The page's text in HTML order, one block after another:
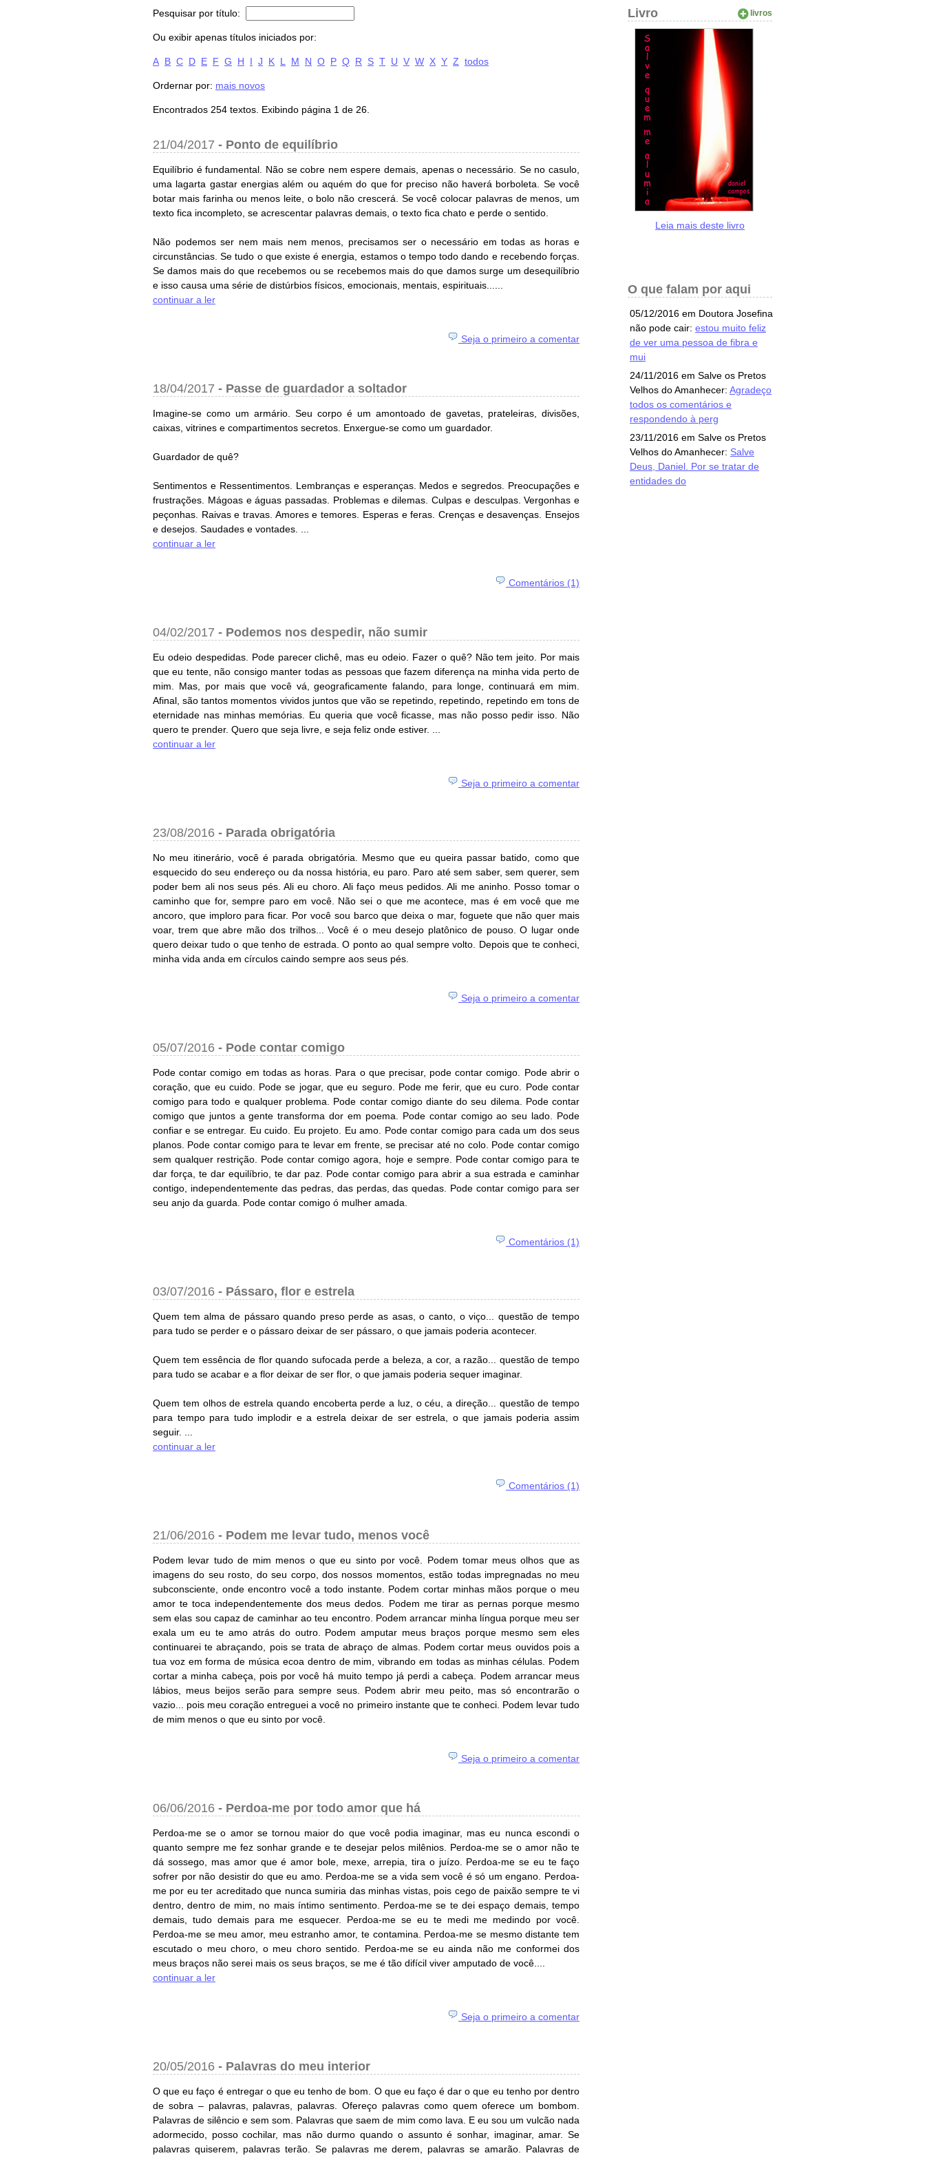
Pesquisar por título:
Ou exibir apenas títulos iniciados por:
A B C D E F G H I J K L M N O P Q R S T U V W X Y Z todos
Ordernar por: mais novos
Encontrados 254 textos. Exibindo página 1 de 26.
21/04/2017 - Ponto de equilíbrio
Equilíbrio é fundamental. Não se cobre nem espere demais, apenas o necessário. Se no casulo,
uma lagarta gastar energias além ou aquém do que for preciso não haverá borboleta. Se você
botar mais farinha ou menos leite, o bolo não crescerá. Se você colocar palavras de menos, um
texto fica incompleto, se acrescentar palavras demais, o texto fica chato e perde o sentido.
Não podemos ser nem mais nem menos, precisamos ser o necessário em todas as horas e
circunstâncias. Se tudo o que existe é energia, estamos o tempo todo dando e recebendo forças.
Se damos mais do que recebemos ou se recebemos mais do que damos surge um desequilíbrio
e isso causa uma série de distúrbios físicos, emocionais, mentais, espirituais......
continuar a ler
Seja o primeiro a comentar
18/04/2017 - Passe de guardador a soltador
Imagine-se como um armário. Seu corpo é um amontoado de gavetas, prateleiras, divisões,
caixas, vitrines e compartimentos secretos. Enxergue-se como um guardador.
Guardador de quê?
Sentimentos e Ressentimentos. Lembranças e esperanças. Medos e segredos. Preocupações e
frustrações. Mágoas e águas passadas. Problemas e dilemas. Culpas e desculpas. Vergonhas e
peçonhas. Raivas e travas. Amores e temores. Esperas e feras. Crenças e desavenças. Ensejos
e desejos. Saudades e vontades. ...
continuar a ler
Comentários (1)
04/02/2017 - Podemos nos despedir, não sumir
Eu odeio despedidas. Pode parecer clichê, mas eu odeio. Fazer o quê? Não tem jeito. Por mais
que eu tente, não consigo manter todas as pessoas que fazem diferença na minha vida perto de
mim. Mas, por mais que você vá, geograficamente falando, para longe, continuará em mim.
Afinal, são tantos momentos vividos juntos que vão se repetindo, repetindo, repetindo em tons de
eternidade nas minhas memórias. Eu queria que você ficasse, mas não posso pedir isso. Não
quero te prender. Quero que seja livre, e seja feliz onde estiver. ...
continuar a ler
Seja o primeiro a comentar
23/08/2016 - Parada obrigatória
No meu itinerário, você é parada obrigatória. Mesmo que eu queira passar batido, como que
esquecido do seu endereço ou da nossa história, eu paro. Paro até sem saber, sem querer, sem
poder bem ali nos seus pés. Ali eu choro. Ali faço meus pedidos. Ali me aninho. Posso tomar o
caminho que for, sempre paro em você. Não sei o que me acontece, mas é em você que me
ancoro, que imploro para ficar. Por você sou barco que deixa o mar, foguete que não quer mais
voar, trem que abre mão dos trilhos... Você é o meu desejo platônico de pouso. O lugar onde
quero deixar tudo o que tenho de estrada. O ponto ao qual sempre volto. Depois que te conheci,
minha vida anda em círculos caindo sempre aos seus pés.
Seja o primeiro a comentar
05/07/2016 - Pode contar comigo
Pode contar comigo em todas as horas. Para o que precisar, pode contar comigo. Pode abrir o
coração, que eu cuido. Pode se jogar, que eu seguro. Pode me ferir, que eu curo. Pode contar
comigo para todo e qualquer problema. Pode contar comigo diante do seu dilema. Pode contar
comigo que juntos a gente transforma dor em poema. Pode contar comigo ao seu lado. Pode
confiar e se entregar. Eu cuido. Eu projeto. Eu amo. Pode contar comigo para cada um dos seus
planos. Pode contar comigo para te levar em frente, se precisar até no colo. Pode contar comigo
sem qualquer restrição. Pode contar comigo agora, hoje e sempre. Pode contar comigo para te
dar força, te dar equilíbrio, te dar paz. Pode contar comigo para abrir a sua estrada e caminhar
contigo, independentemente das pedras, das perdas, das quedas. Pode contar comigo para ser
seu anjo da guarda. Pode contar comigo ó mulher amada.
Comentários (1)
03/07/2016 - Pássaro, flor e estrela
Quem tem alma de pássaro quando preso perde as asas, o canto, o viço... questão de tempo
para tudo se perder e o pássaro deixar de ser pássaro, o que jamais poderia acontecer.
Quem tem essência de flor quando sufocada perde a beleza, a cor, a razão... questão de tempo
para tudo se acabar e a flor deixar de ser flor, o que jamais poderia sequer imaginar.
Quem tem olhos de estrela quando encoberta perde a luz, o céu, a direção... questão de tempo
para tempo para tudo implodir e a estrela deixar de ser estrela, o que jamais poderia assim
seguir. ...
continuar a ler
Comentários (1)
21/06/2016 - Podem me levar tudo, menos você
Podem levar tudo de mim menos o que eu sinto por você. Podem tomar meus olhos que as
imagens do seu rosto, do seu corpo, dos nossos momentos, estão todas impregnadas no meu
subconsciente, onde encontro você a todo instante. Podem cortar minhas mãos porque o meu
amor te toca independentemente dos meus dedos. Podem me tirar as pernas porque mesmo
sem elas sou capaz de caminhar ao teu encontro. Podem arrancar minha língua porque meu ser
exala um eu te amo atrás do outro. Podem amputar meus braços porque mesmo sem eles
continuarei te abraçando, pois se trata de abraço de almas. Podem cortar meus ouvidos pois a
tua voz em forma de música ecoa dentro de mim, vibrando em todas as minhas células. Podem
cortar a minha cabeça, pois por você há muito tempo já perdi a cabeça. Podem arrancar meus
lábios, meus beijos serão para sempre seus. Podem abrir meu peito, mas só encontrarão o
vazio... pois meu coração entreguei a você no primeiro instante que te conheci. Podem levar tudo
de mim menos o que eu sinto por você.
Seja o primeiro a comentar
06/06/2016 - Perdoa-me por todo amor que há
Perdoa-me se o amor se tornou maior do que você podia imaginar, mas eu nunca escondi o
quanto sempre me fez sonhar grande e te desejar pelos milênios. Perdoa-me se o amor não te
dá sossego, mas amor que é amor bole, mexe, arrepia, tira o juízo. Perdoa-me se eu te faço
sofrer por não desistir do que eu amo. Perdoa-me se a vida sem você é só um engano. Perdoa-
me por eu ter acreditado que nunca sumiria das minhas vistas, pois cego de paixão sempre te vi
dentro, dentro de mim, no mais íntimo sentimento. Perdoa-me se te dei espaço demais, tempo
demais, tudo demais para me esquecer. Perdoa-me se eu te medi me medindo por você.
Perdoa-me se meu amor, meu estranho amor, te contamina. Perdoa-me se mesmo distante tem
escutado o meu choro, o meu choro sentido. Perdoa-me se eu ainda não me conformei dos
meus braços não serei mais os seus braços, se me é tão difícil viver amputado de você....
continuar a ler
Seja o primeiro a comentar
20/05/2016 - Palavras do meu interior
O que eu faço é entregar o que eu tenho de bom. O que eu faço é dar o que eu tenho por dentro
de sobra – palavras, palavras, palavras. Ofereço palavras como quem oferece um bombom.
Palavras de silêncio e sem som. Palavras que saem de mim como lava. E eu sou um vulcão nada
adormecido, posso cochilar, mas não durmo quando o assunto é sonhar, imaginar, amar. Se
palavras quiserem, palavras terão. Se palavras me derem, palavras se amarão. Palavras de
Livro livros
Leia mais deste livro
O que falam por aqui
05/12/2016 em Doutora Josefina
não pode cair: estou muito feliz
de ver uma pessoa de fibra e
mui
24/11/2016 em Salve os Pretos
Velhos do Amanhecer: Agradeço
todos os comentários e
respondendo à perg
23/11/2016 em Salve os Pretos
Velhos do Amanhecer: Salve
Deus, Daniel. Por se tratar de
entidades do